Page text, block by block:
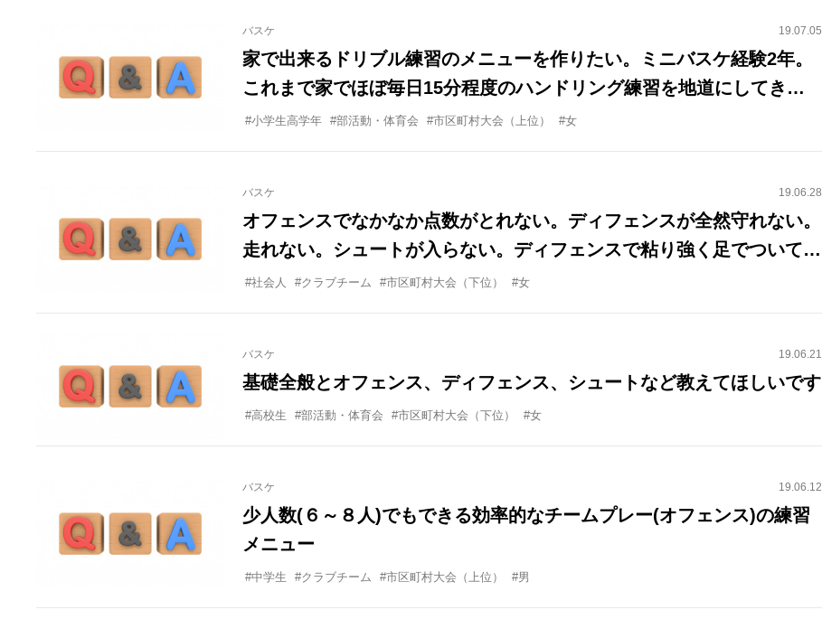
バスケ 19.07.05
家で出来るドリブル練習のメニューを作りたい。ミニバスケ経験2年。
これまで家でほぼ毎日15分程度のハンドリング練習を地道にしてき
た。ボール回しから8の字ドリブル、2ボールドリブルなど有名なハン
ニューを作るのに最近は迷います。毎日15分という時間をもっと有効
に使いたい。
#小学生高学年 #部活動・体育会 #市区町村大会（上位） #女
バスケ 19.06.28
オフェンスでなかなか点数がとれない。ディフェンスが全然守れない。
走れない。シュートが入らない。ディフェンスで粘り強く足でついてい
けない。
#社会人 #クラブチーム #市区町村大会（下位） #女
バスケ 19.06.21
基礎全般とオフェンス、ディフェンス、シュートなど教えてほしいです
#高校生 #部活動・体育会 #市区町村大会（下位） #女
バスケ 19.06.12
少人数(６～８人)でもできる効率的なチームプレー(オフェンス)の練習
メニュー
#中学生 #クラブチーム #市区町村大会（上位） #男